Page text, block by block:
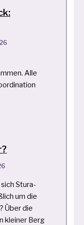
Alle
Stura-
um die
Über die
kleiner Berg